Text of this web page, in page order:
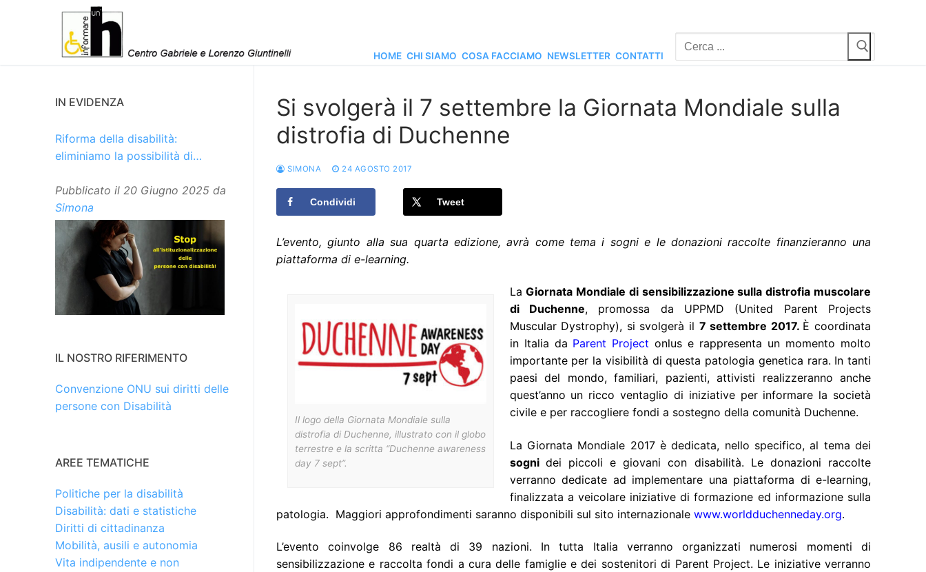
HOME CHI SIAMO COSA FACCIAMO NEWSLETTER CONTATTI
Cerca:
Si svolgerà il 7 settembre la Giornata Mondiale sulla
distrofia di Duchenne
SIMONA 24 AGOSTO 2017
Condividi Tweet
L’evento, giunto alla sua quarta edizione, avrà come tema i sogni e le donazioni raccolte finanzieranno una
piattaforma di e-learning.
Il logo della Giornata Mondiale sulla
distrofia di Duchenne, illustrato con il globo
terrestre e la scritta “Duchenne awareness
day 7 sept”.
LaGiornata Mondiale di sensibilizzazione sulla distrofia muscolare
di Duchenne, promossa da UPPMD (United Parent Projects
Muscular Dystrophy), si svolgerà il 7 settembre 2017. È coordinata
in Italia da Parent Project onlus e rappresenta un momento molto
importante per la visibilità di questa patologia genetica rara. In tanti
paesi del mondo, familiari, pazienti, attivisti realizzeranno anche
quest’anno un ricco ventaglio di iniziative per informare la società
civile e per raccogliere fondi a sostegno della comunità Duchenne.
La Giornata Mondiale 2017 è dedicata, nello specifico, al tema dei
sogni dei piccoli e giovani con disabilità. Le donazioni raccolte
verranno dedicate ad implementare una piattaforma di e-learning,
finalizzata a veicolare iniziative di formazione ed informazione sulla
patologia. Maggiori approfondimenti saranno disponibili sul sito internazionale www.worldduchenneday.org.
L’evento coinvolge 86 realtà di 39 nazioni. In tutta Italia verranno organizzati numerosi momenti di
sensibilizzazione e raccolta fondi a cura delle famiglie e dei sostenitori di Parent Project. Le iniziative verranno
IN EVIDENZA
Riforma della disabilità:
eliminiamo la possibilità di
Pubblicato il 20 Giugno 2025 da
Simona
IL NOSTRO RIFERIMENTO
Convenzione ONU sui diritti delle
persone con Disabilità
AREE TEMATICHE
Politiche per la disabilità
Disabilità: dati e statistiche
Diritti di cittadinanza
Mobilità, ausili e autonomia
Vita indipendente e non